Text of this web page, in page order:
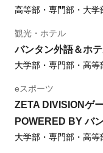
高等部・専門部・大学
観光・ホテル
バンタン外語＆ホ
大学部・専門部・高等
eスポーツ
ZETA DIVISIONゲ
POWERED BY バ
大学部・専門部・高等